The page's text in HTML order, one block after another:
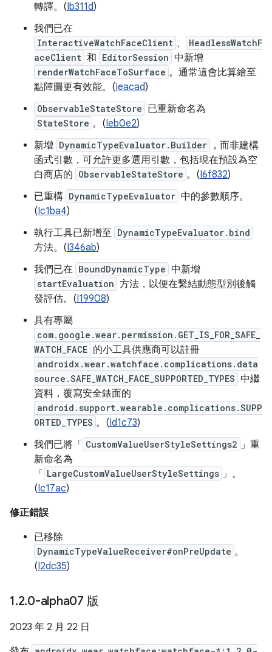
轉譯。(Ib311d)
我們已在
InteractiveWatchFaceClient 、
HeadlessWatchF
aceClient 和 EditorSession 中新增
renderWatchFaceToSurface 。通常這會比算繪至
點陣圖更有效能。(Ieacad)
ObservableStateStore 已重新命名為
StateStore 。(Ieb0e2)
新增 DynamicTypeEvaluator.Builder
，而非建構
函式引數，可允許更多選用引數，包括現在預設為空
白商店的 ObservableStateStore 。(I6f832)
已重構 DynamicTypeEvaluator 中的參數順序。
(Ic1ba4)
執行工具已新增至 DynamicTypeEvaluator.bind
方法。(I346ab)
我們已在 BoundDynamicType 中新增
startEvaluation 方法，以便在繫結動態型別後觸
發評估。(I19908)
具有專屬
com.google.wear.permission.GET_IS_FOR_SAFE_
WATCH_FACE 的小工具供應商可以註冊
androidx.wear.watchface.complications.data
source.SAFE_WATCH_FACE_SUPPORTED_TYPES 中繼
資料，覆寫安全錶面的
android.support.wearable.complications.SUPP
ORTED_TYPES 。(Id1c73)
我們已將「
CustomValueUserStyleSettings2 」重
新命名為
「
LargeCustomValueUserStyleSettings 」。
(Ic17ac)
修正錯誤
已移除
DynamicTypeValueReceiver#onPreUpdate 。
(I2dc35)
1.2.0-alpha07 版
2023 年 2 月 22 日